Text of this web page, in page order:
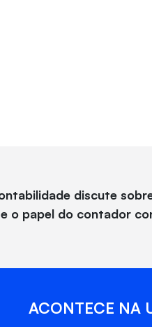
discute
o papel do contador
ACONTECE NA